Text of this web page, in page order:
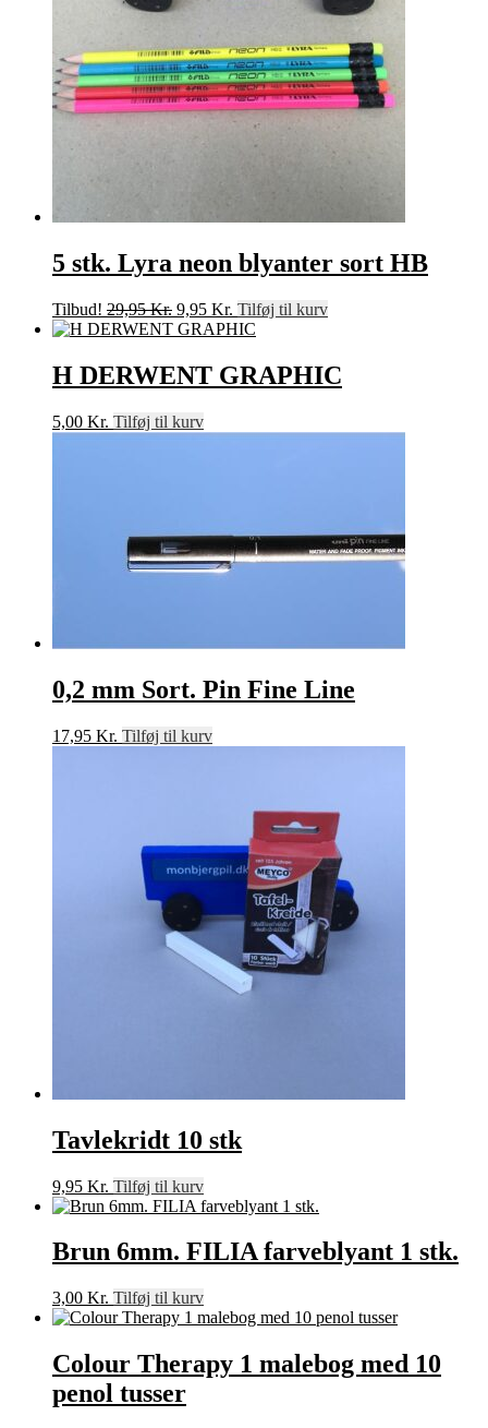
5 stk. Lyra neon blyanter sort HB
Tilbud! 29,95Kr. Den
oprindelige
var:
29,95 Kr..
9,95 Kr. Den
aktuelle
er:
9,95 Kr..
Tilføj til kurv
H DERWENT GRAPHIC
5,00 Kr. Tilføj til kurv
0,2 mm Sort. Pin Fine Line
17,95 Kr. Tilføj til kurv
Tavlekridt 10 stk
9,95 Kr. Tilføj til kurv
Brun 6mm. FILIA farveblyant 1 stk.
3,00 Kr. Tilføj til kurv
Colour Therapy 1 malebog med 10
penol tusser